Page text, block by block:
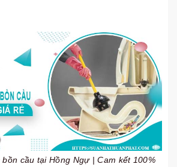
cầu tại Hồng Ngự | Cam kết 100%